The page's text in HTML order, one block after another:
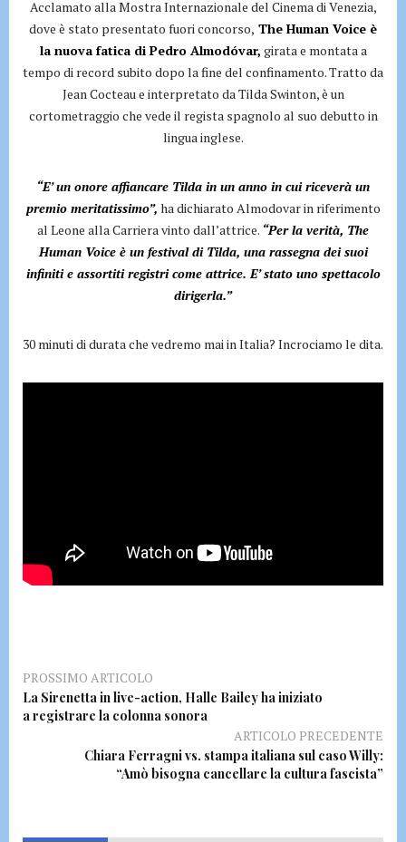
Acclamato alla Mostra Internazionale del Cinema di Venezia,
dove è stato presentato fuori concorso, The Human Voice è
la nuova fatica di Pedro Almodóvar, girata e montata a
tempo di record subito dopo la fine del confinamento. Tratto da
Jean Cocteau e interpretato da Tilda Swinton, è un
cortometraggio che vede il regista spagnolo al suo debutto in
lingua inglese.
“E’ un onore affiancare Tilda in un anno in cui riceverà un
premio meritatissimo”, ha dichiarato Almodovar in riferimento
al Leone alla Carriera vinto dall’attrice. “Per la verità, The
Human Voice è un festival di Tilda, una rassegna dei suoi
infiniti e assortiti registri come attrice. E’ stato uno spettacolo
dirigerla.”
30 minuti di durata che vedremo mai in Italia? Incrociamo le dita.
PROSSIMO ARTICOLO
La Sirenetta in live-action, Halle Bailey ha iniziato
a registrare la colonna sonora
ARTICOLO PRECEDENTE
Chiara Ferragni vs. stampa italiana sul caso Willy:
“Amò bisogna cancellare la cultura fascista”